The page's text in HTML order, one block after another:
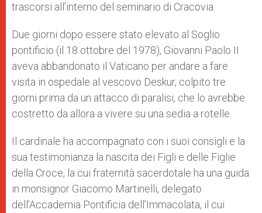
trascorsi all’interno del seminario di Cracovia.
Due giorni dopo essere stato elevato al Soglio
pontificio (il 18 ottobre del 1978), Giovanni Paolo II
aveva abbandonato il Vaticano per andare a fare
visita in ospedale al vescovo Deskur, colpito tre
giorni prima da un attacco di paralisi, che lo avrebbe
costretto da allora a vivere su una sedia a rotelle.
Il cardinale ha accompagnato con i suoi consigli e la
sua testimonianza la nascita dei Figli e delle Figlie
della Croce, la cui fraternità sacerdotale ha una guida
in monsignor Giacomo Martinelli, delegato
dell’Accademia Pontificia dell’Immacolata, il cui